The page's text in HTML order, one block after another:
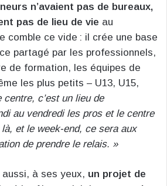
n’avaient pas de bureaux,
pas de lieu de vie au
comble ce vide : il crée une base
partagé par les professionnels,
de formation, les équipes de
les plus petits – U13, U15,
centre, c’est un lieu de
au vendredi les pros et le centre
et le week-end, ce sera aux
de prendre le relais. »
à ses yeux, un projet de